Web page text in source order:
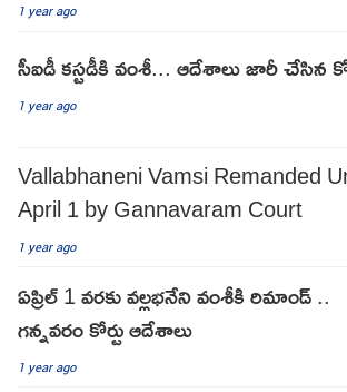
1 year ago
సీఐడీ కస్టడీకి వంశీ... ఆదేశాలు జారీ చేసిన
1 year ago
Vallabhaneni Vamsi Remanded
April 1 by Gannavaram Court
1 year ago
ఏప్రిల్ 1 వరకు వల్లభనేని వంశీకి రిమాండ్ ..
గన్నవరం కోర్టు ఆదేశాలు
1 year ago